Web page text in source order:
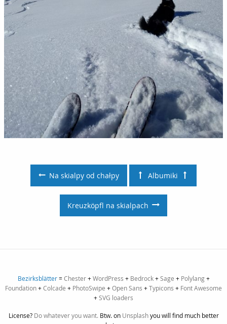
Na skialpy od chałpy Albumiki
Kreuzköpfl na skialpach
Bezirksblätter=Chester+WordPress + Bedrock+Sage + Polylang+
Foundation+Colcade + PhotoSwipe +Open Sans +Typicons + Font Awesome
+SVG loaders
License? Do whatever you want. Btw. on Unsplashyou will find much better